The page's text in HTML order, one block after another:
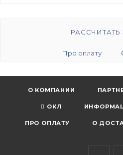
РАССЧИТАТЬ
Про оплату
О КОМПАНИИ
ОКЛ
ПРО ОПЛАТУ О